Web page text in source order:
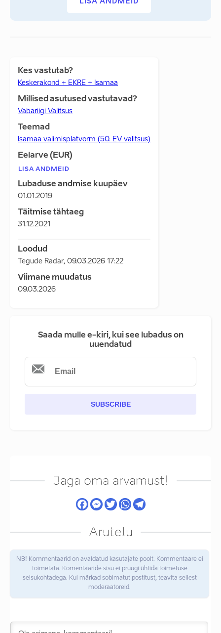
LISA ANDMEID
Kes vastutab?
Keskerakond + EKRE + Isamaa
Millised asutused vastutavad?
Vabariigi Valitsus
Teemad
Isamaa valimisplatvorm (50. EV valitsus)
Eelarve (EUR)
LISA ANDMEID
Lubaduse andmise kuupäev
01.01.2019
Täitmise tähtaeg
31.12.2021
Loodud
Tegude Radar, 09.03.2026 17:22
Viimane muudatus
09.03.2026
Saada mulle e-kiri, kui see lubadus on
uuendatud
SUBSCRIBE
Jaga oma arvamust!
Arutelu
NB! Kommentaarid on avaldatud kasutajate poolt. Kommentaare ei
toimetata. Komentaaride sisu ei pruugi ühtida toimetuse
seisukohtadega. Kui märkad sobimatut postitust, teavita sellest
moderaatoreid.